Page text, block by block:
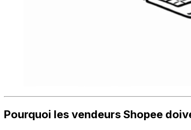
Pourquoi les vendeurs Shopee